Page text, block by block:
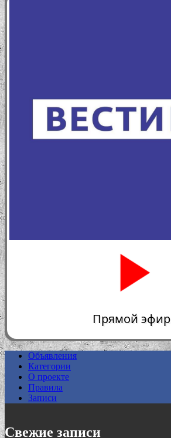
0:00
Прямой эфир
Объявления
Категории
О проекте
Правила
Записи
Свежие записи